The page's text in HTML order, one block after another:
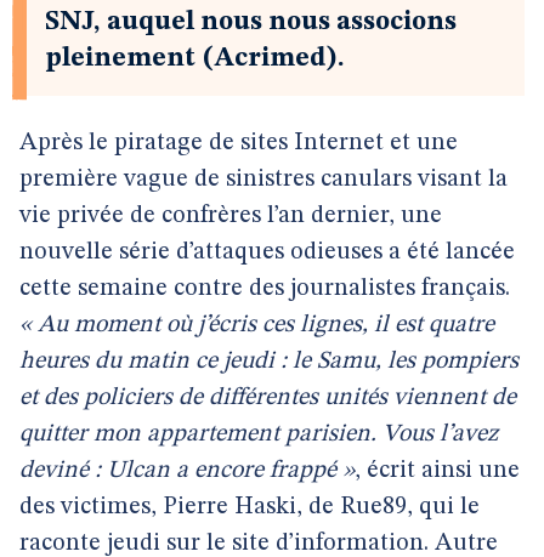
SNJ, auquel nous nous associons
pleinement (Acrimed).
Après le piratage de sites Internet et une
première vague de sinistres canulars visant la
vie privée de confrères l’an dernier, une
nouvelle série d’attaques odieuses a été lancée
cette semaine contre des journalistes français.
« Au moment où j’écris ces lignes, il est quatre
heures du matin ce jeudi : le Samu, les pompiers
et des policiers de différentes unités viennent de
quitter mon appartement parisien. Vous l’avez
deviné : Ulcan a encore frappé », écrit ainsi une
des victimes, Pierre Haski, de Rue89, qui le
raconte jeudi sur le site d’information. Autre